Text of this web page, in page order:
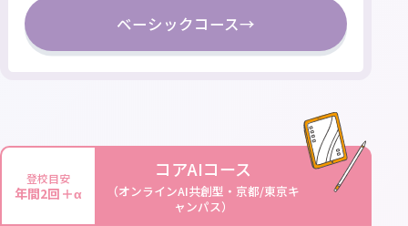
ベーシックコース→
登校目安
年間2回＋α
コアAIコース
（オンラインAI共創型・京都/東京キ
ャンパス）